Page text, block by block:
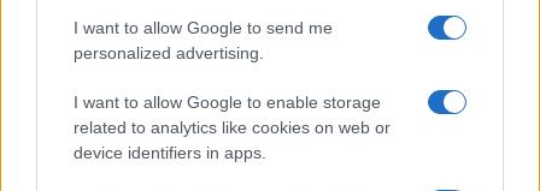
I want to allow Google to send me
personalized advertising.
I want to allow Google to enable storage
related to analytics like cookies on web or
device identifiers in apps.